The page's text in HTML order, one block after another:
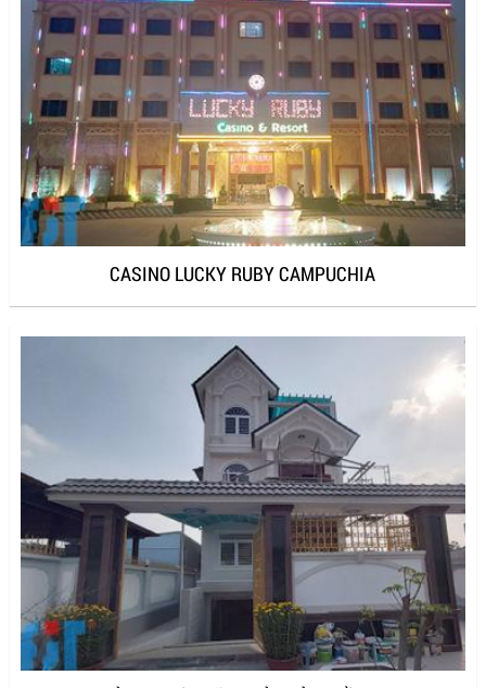
CASINO LUCKY RUBY CAMPUCHIA